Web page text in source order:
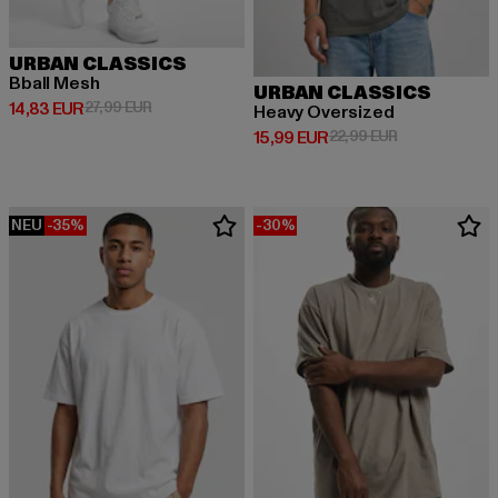
URBAN CLASSICS
Bball Mesh
14,83 EUR
Derzeitiger Preis: 14,83 EUR
27,99 EURAktionspreis: 27,99 EUR
URBAN CLASSICS
Heavy Oversized
15,99 EUR
Derzeitiger Preis: 15,99 EUR
22,99 EURAktionspreis:
NEU -35% -30%